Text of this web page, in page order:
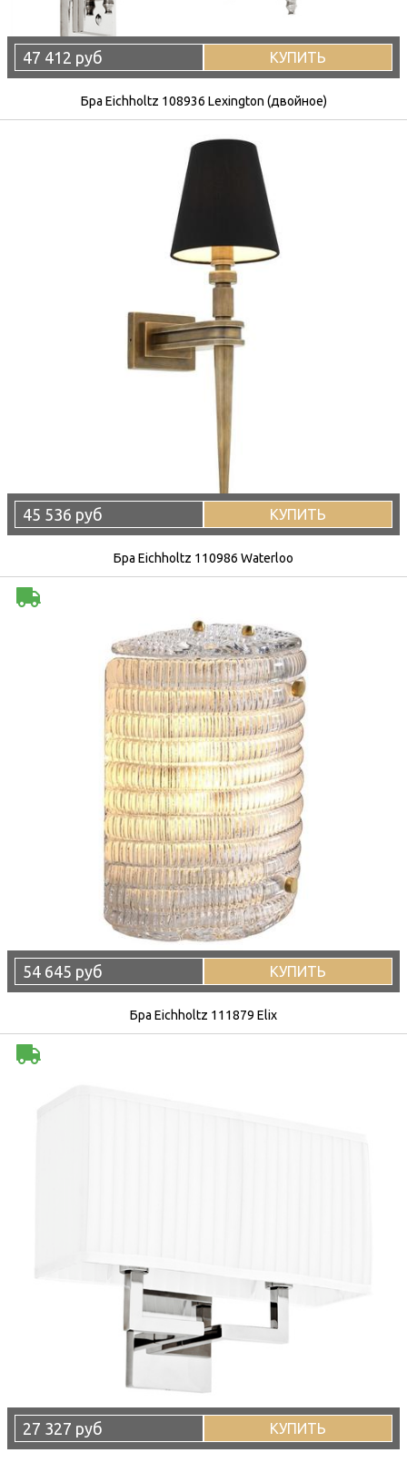
47 412 руб КУПИТЬ
Бра Eichholtz 108936 Lexington (двойное)
45 536 руб КУПИТЬ
Бра Eichholtz 110986 Waterloo
54 645 руб КУПИТЬ
Бра Eichholtz 111879 Elix
27 327 руб КУПИТЬ